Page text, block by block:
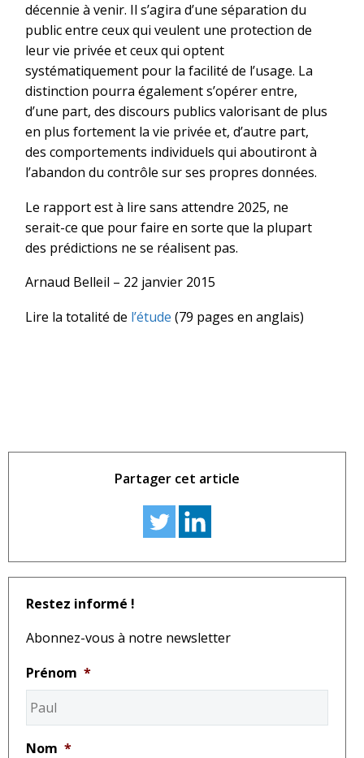
décennie à venir. Il s’agira d’une séparation du
public entre ceux qui veulent une protection de
leur vie privée et ceux qui optent
systématiquement pour la facilité de l’usage. La
distinction pourra également s’opérer entre,
d’une part, des discours publics valorisant de plus
en plus fortement la vie privée et, d’autre part,
des comportements individuels qui aboutiront à
l’abandon du contrôle sur ses propres données.
Le rapport est à lire sans attendre 2025, ne
serait-ce que pour faire en sorte que la plupart
des prédictions ne se réalisent pas.
Arnaud Belleil – 22 janvier 2015
Lire la totalité de l’étude (79 pages en anglais)
Partager cet article
Restez informé !
Abonnez-vous à notre newsletter
Prénom *
Nom *